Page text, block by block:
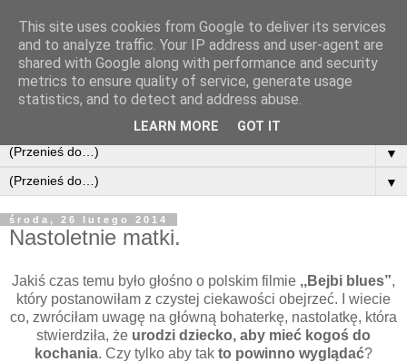
▼
▼
środa, 26 lutego 2014
Nastoletnie matki.
Jakiś czas temu było głośno o polskim filmie ,,Bejbi blues”,
który postanowiłam z czystej ciekawości obejrzeć. I wiecie
co, zwróciłam uwagę na główną bohaterkę, nastolatkę, która
stwierdziła, że urodzi dziecko, aby mieć kogoś do
kochania. Czy tylko aby tak to powinno wyglądać?
This site uses cookies from Google to deliver its services
and to analyze traffic. Your IP address and user-agent are
shared with Google along with performance and security
metrics to ensure quality of service, generate usage
statistics, and to detect and address abuse.
LEARN MORE GOT IT